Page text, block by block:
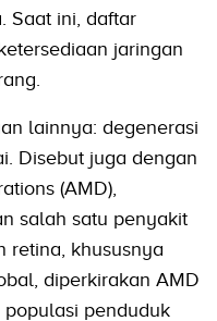
Saat ini, daftar
jaringan
lainnya: degenerasi
Disebut juga dengan
(AMD),
salah satu penyakit
retina, khususnya
diperkirakan AMD
populasi penduduk